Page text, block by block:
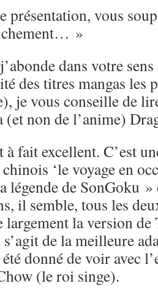
présentation, vous
»
dans votre
des titres mangas les
je vous conseille de
(et non de l’anime)
à fait excellent. C’est
‘le voyage en
légende de SonGoku »
il semble, tous les
largement la version de
de la meilleure
donné de voir avec
(le roi singe).